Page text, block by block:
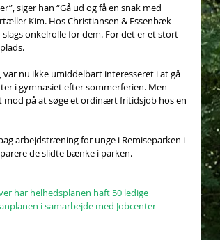
siger han “Gå ud og få en snak med
Kim. Hos Christiansen & Essenbæk
onkelrolle for dem. For det er et stort
nu ikke umiddelbart interesseret i at gå
i gymnasiet efter sommerferien. Men
mod på at søge et ordinært fritidsjob hos en
arbejdstræning for unge i Remiseparken i
de slidte bænke i parken.
har helhedsplanen haft 50 ledige
i samarbejde med Jobcenter